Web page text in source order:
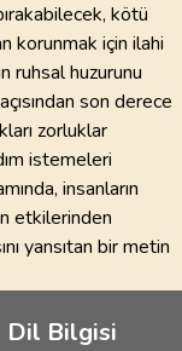
kötü
korunmak için ilahi
ruhsal huzurunu
son derece
zorluklar
istemeleri
insanların
etkilerinden
yansıtan bir metin
Dil Bilgisi